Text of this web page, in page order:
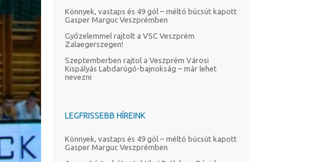
Könnyek, vastaps és 49 gól – méltó búcsút kapott
Gasper Marguc Veszprémben
Győzelemmel rajtolt a VSC Veszprém
Zalaegerszegen!
Szeptemberben rajtol a Veszprém Városi
Kispályás Labdarúgó-bajnokság – már lehet
nevezni
LEGFRISSEBB HÍREINK
Könnyek, vastaps és 49 gól – méltó búcsút kapott
Gasper Marguc Veszprémben